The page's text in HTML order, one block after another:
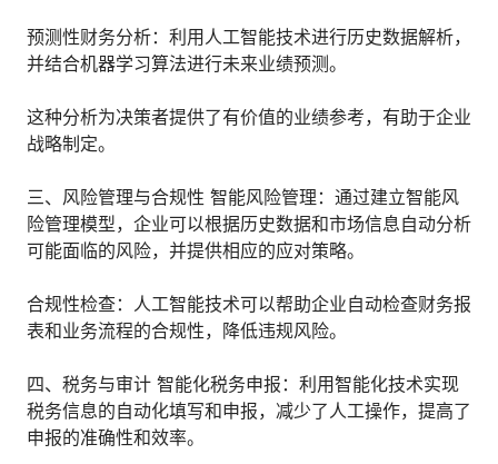
预测性财务分析：利用人工智能技术进行历史数据解析，
并结合机器学习算法进行未来业绩预测。
这种分析为决策者提供了有价值的业绩参考，有助于企业
战略制定。
三、风险管理与合规性 智能风险管理：通过建立智能风
险管理模型，企业可以根据历史数据和市场信息自动分析
可能面临的风险，并提供相应的应对策略。
合规性检查：人工智能技术可以帮助企业自动检查财务报
表和业务流程的合规性，降低违规风险。
四、税务与审计 智能化税务申报：利用智能化技术实现
税务信息的自动化填写和申报，减少了人工操作，提高了
申报的准确性和效率。